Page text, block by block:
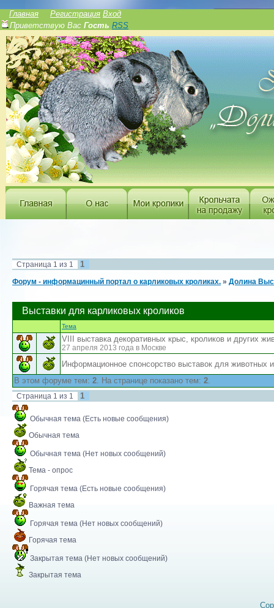
Главная
Регистрация Вход
Приветствую Вас Гость RSS
Страница 1 из 1 1
Форум - информацинный портал о карликовых кроликах. » Долина
Выставки для карликовых кроликов
Тема
VIII выставка декоративных крыс, кроликов и других
27 апреля 2013 года в Москве
Информационное спонсорство выставок для животных
В этом форуме тем: 2. На странице показано тем: 2.
Страница 1 из 1 1
Обычная тема (Есть новые сообщения)
Обычная тема
Обычная тема (Нет новых сообщений)
Тема - опрос
Горячая тема (Есть новые сообщения)
Важная тема
Горячая тема (Нет новых сообщений)
Горячая тема
Закрытая тема (Нет новых сообщений)
Закрытая тема